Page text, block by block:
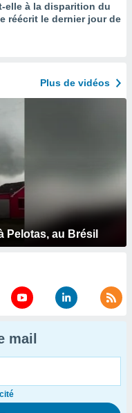
elle à la disparition du
réécrit le dernier jour de
Plus de vidéos
Pelotas, au Brésil
mail